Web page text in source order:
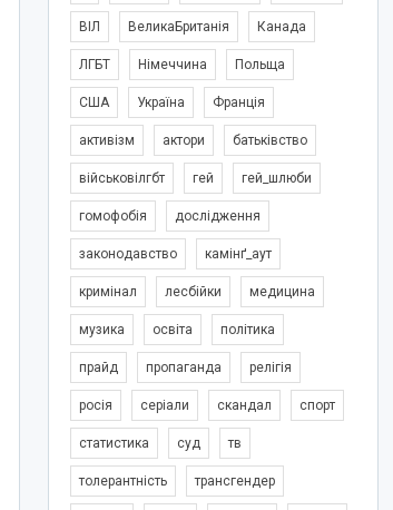
ВІЛ ВеликаБританія Канада
ЛГБТ Німеччина Польща
США Україна Франція
активізм актори батьківство
військовілгбт гей гей_шлюби
гомофобія дослідження
законодавство камінґ_аут
кримінал лесбійки медицина
музика освіта політика
прайд пропаганда релігія
росія серіали скандал спорт
статистика суд тв
толерантність трансгендер